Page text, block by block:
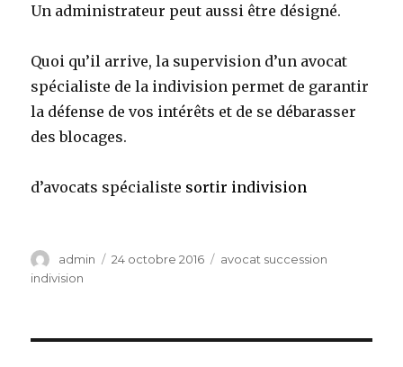
Un administrateur peut aussi être désigné.
Quoi qu’il arrive, la supervision d’un avocat
spécialiste de la indivision permet de garantir
la défense de vos intérêts et de se débarasser
des blocages.
d’avocats spécialiste sortir indivision
Auteur
admin
Publié
24 octobre 2016 Catégories
avocat succession
indivision